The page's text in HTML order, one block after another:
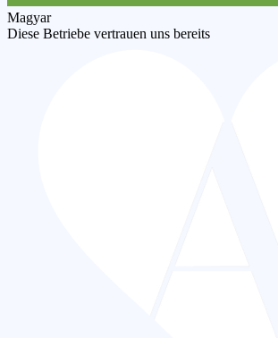
Magyar
Diese Betriebe vertrauen uns bereits